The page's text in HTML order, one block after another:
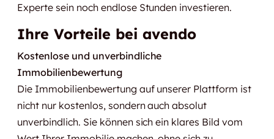
Experte sein noch endlose Stunden investieren.
Ihre Vorteile bei avendo
Kostenlose und unverbindliche
Immobilienbewertung
Die Immobilienbewertung auf unserer Plattform ist
nicht nur kostenlos, sondern auch absolut
unverbindlich. Sie können sich ein klares Bild vom